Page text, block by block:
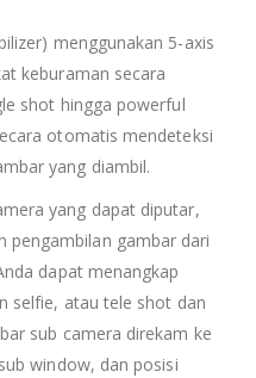
menggunakan 5-axis
keburaman secara
shot hingga powerful
otomatis mendeteksi
yang diambil.
yang dapat diputar,
pengambilan gambar dari
dapat menangkap
selfie, atau tele shot dan
sub camera direkam ke
window, dan posisi